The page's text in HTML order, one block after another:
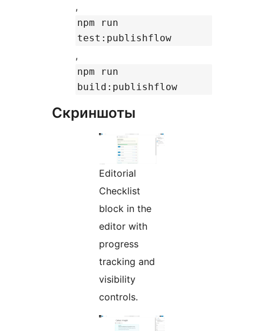
,
npm run
test:publishflow
,
npm run
build:publishflow
Скриншоты
Editorial
Checklist
block in the
editor with
progress
tracking and
visibility
controls.